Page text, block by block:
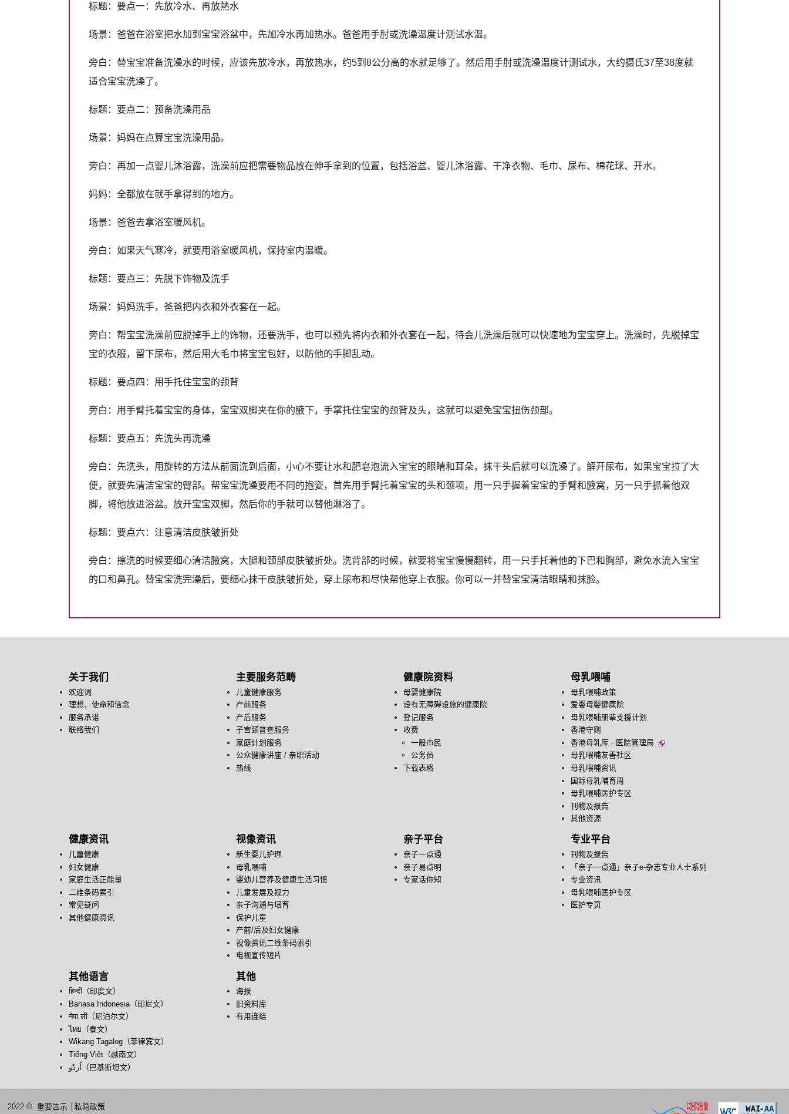
标题：要点一：先放冷水、再放熱水
场景：爸爸在浴室把水加到宝宝浴盆中，先加冷水再加热水。爸爸用手肘或洗澡温度计测试水温。
旁白：替宝宝准备洗澡水的时候，应该先放冷水，再放热水，约5到8公分高的水就足够了。然后用手肘或洗澡温度计测试水，大约摄氏37至38度就
适合宝宝洗澡了。
标题：要点二：预备洗澡用品
场景：妈妈在点算宝宝洗澡用品。
旁白：再加一点婴儿沐浴露，洗澡前应把需要物品放在伸手拿到的位置，包括浴盆、婴儿沐浴露、干净衣物、毛巾、尿布、棉花球、开水。
妈妈：全都放在就手拿得到的地方。
场景：爸爸去拿浴室暖风机。
旁白：如果天气寒冷，就要用浴室暖风机，保持室内温暖。
标题：要点三：先脱下饰物及洗手
场景：妈妈洗手，爸爸把内衣和外衣套在一起。
旁白：帮宝宝洗澡前应脱掉手上的饰物，还要洗手，也可以预先将内衣和外衣套在一起，待会儿洗澡后就可以快速地为宝宝穿上。洗澡时，先脱掉宝
宝的衣服，留下尿布，然后用大毛巾将宝宝包好，以防他的手脚乱动。
标题：要点四：用手托住宝宝的颈背
旁白：用手臂托着宝宝的身体，宝宝双脚夹在你的腋下，手掌托住宝宝的颈背及头，这就可以避免宝宝扭伤颈部。
标题：要点五：先洗头再洗澡
旁白：先洗头，用旋转的方法从前面洗到后面，小心不要让水和肥皂泡流入宝宝的眼睛和耳朵，抺干头后就可以洗澡了。解开尿布，如果宝宝拉了大
便，就要先清洁宝宝的臀部。帮宝宝洗澡要用不同的抱姿，首先用手臂托着宝宝的头和颈项，用一只手握着宝宝的手臂和腋窝，另一只手抓着他双
脚，将他放进浴盆。放开宝宝双脚，然后你的手就可以替他淋浴了。
标题：要点六：注意清洁皮肤皱折处
旁白：擦洗的时候要细心清洁腋窝，大腿和颈部皮肤皱折处。洗背部的时候，就要将宝宝慢慢翻转，用一只手托着他的下巴和胸部，避免水流入宝宝
的口和鼻孔。替宝宝洗完澡后，要细心抺干皮肤皱折处，穿上尿布和尽快帮他穿上衣服。你可以一并替宝宝清洁眼睛和抹脸。
关于我们
欢迎词
理想、使命和信念
服务承诺
联络我们
主要服务范畴
儿童健康服务
产前服务
产后服务
子宫颈普查服务
家庭计划服务
公众健康讲座 / 亲职活动
热线
健康院资料
母婴健康院
设有无障碍设施的健康院
登记服务
收费
一般市民
公务员
下载表格
母乳喂哺
母乳喂哺政策
爱婴母婴健康院
母乳喂哺朋辈支援计划
香港守则
香港母乳库 - 医院管理局
母乳喂哺友善社区
母乳喂哺资讯
国际母乳哺育周
母乳喂哺医护专区
刊物及报告
其他资源
健康资讯
儿童健康
妇女健康
家庭生活正能量
二维条码索引
常见疑问
其他健康资讯
视像资讯
新生婴儿护理
母乳喂哺
婴幼儿营养及健康生活习惯
儿童发展及视力
亲子沟通与培育
保护儿童
产前/后及妇女健康
视像资讯二维条码索引
电视宣传短片
亲子平台
亲子一点通
亲子易点明
专家话你知
专业平台
刊物及报告
「亲子一点通」亲子e-杂志专业人士系列
专业资讯
母乳喂哺医护专区
医护专页
其他语言
हिन्दी（印度文）
Bahasa Indonesia（印尼文）
नेपा ली（尼泊尔文）
ไทย（泰文）
Wikang Tagalog（菲律宾文）
Tiếng Việt（越南文）
اُردُو‎（巴基斯坦文）
其他
海报
旧资料库
有用连结
2022 © 重要告示
私隐政策